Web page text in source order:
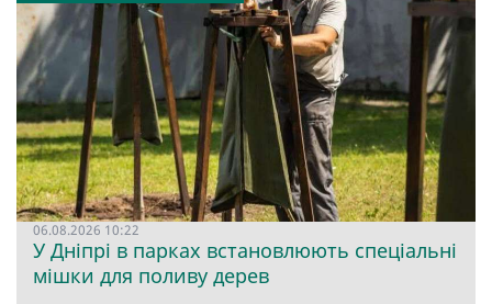
06.08.2026 10:22
У Дніпрі в парках встановлюють спеціальні
мішки для поливу дерев